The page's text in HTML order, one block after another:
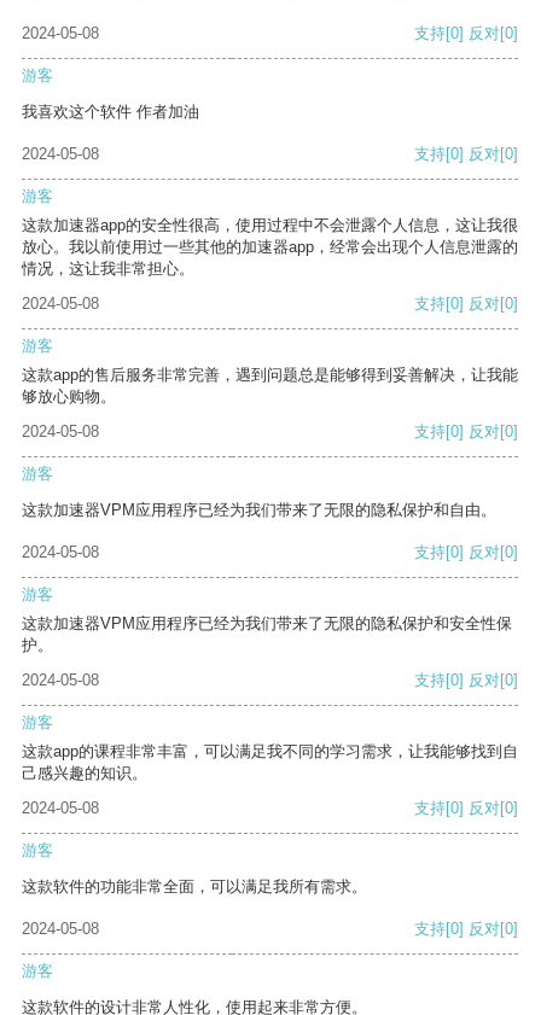
2024-05-08 支持[0] 反对[0]
游客
我喜欢这个软件 作者加油
2024-05-08 支持[0] 反对[0]
游客
这款加速器app的安全性很高，使用过程中不会泄露个人信息，这让我很
放心。我以前使用过一些其他的加速器app，经常会出现个人信息泄露的
情况，这让我非常担心。
2024-05-08
支持[0] 反对[0]
游客
这款app的售后服务非常完善，遇到问题总是能够得到妥善解决，让我能
够放心购物。
2024-05-08
支持[0] 反对[0]
游客
这款加速器VPM应用程序已经为我们带来了无限的隐私保护和自由。
2024-05-08 支持[0] 反对[0]
游客
这款加速器VPM应用程序已经为我们带来了无限的隐私保护和安全性保
护。
2024-05-08
支持[0] 反对[0]
游客
这款app的课程非常丰富，可以满足我不同的学习需求，让我能够找到自
己感兴趣的知识。
2024-05-08
支持[0] 反对[0]
游客
这款软件的功能非常全面，可以满足我所有需求。
2024-05-08 支持[0] 反对[0]
游客
这款软件的设计非常人性化，使用起来非常方便。